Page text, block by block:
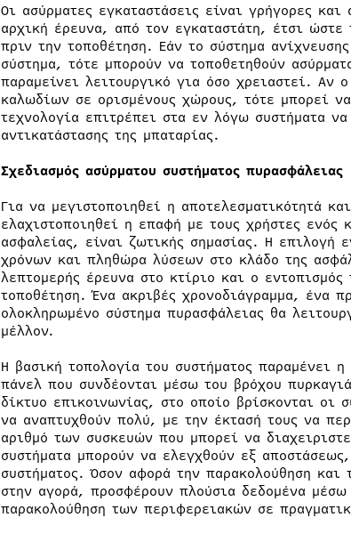
Οι ασύρματες εγκαταστάσεις είναι γρήγορες
αρχική έρευνα, από τον εγκαταστάτη, έτσι
πριν την τοποθέτηση. Εάν το σύστημα
σύστημα, τότε μπορούν να τοποθετηθούν
παραμείνει λειτουργικό για όσο χρειαστεί. Αν
καλωδίων σε ορισμένους χώρους, τότε μπορεί
τεχνολογία επιτρέπει στα εν λόγω συστήματα
αντικατάστασης της μπαταρίας.
Σχεδιασμός ασύρματου συστήματος πυρασφάλειας
Για να μεγιστοποιηθεί η αποτελεσματικότητά
ελαχιστοποιηθεί η επαφή με τους χρήστες ενός
ασφαλείας, είναι ζωτικής σημασίας. Η επιλογή
χρόνων και πληθώρα λύσεων στο κλάδο της
λεπτομερής έρευνα στο κτίριο και ο
τοποθέτηση. Ένα ακριβές χρονοδιάγραμμα, ένα
ολοκληρωμένο σύστημα πυρασφάλειας θα
μέλλον.
Η βασική τοπολογία του συστήματος παραμένει
πάνελ που συνδέονται μέσω του βρόχου
δίκτυο επικοινωνίας, στο οποίο βρίσκονται οι
να αναπτυχθούν πολύ, με την έκτασή τους να
αριθμό των συσκευών που μπορεί να
συστήματα μπορούν να ελεγχθούν εξ
συστήματος. Όσον αφορά την παρακολούθηση
στην αγορά, προσφέρουν πλούσια δεδομένα
παρακολούθηση των περιφερειακών σε